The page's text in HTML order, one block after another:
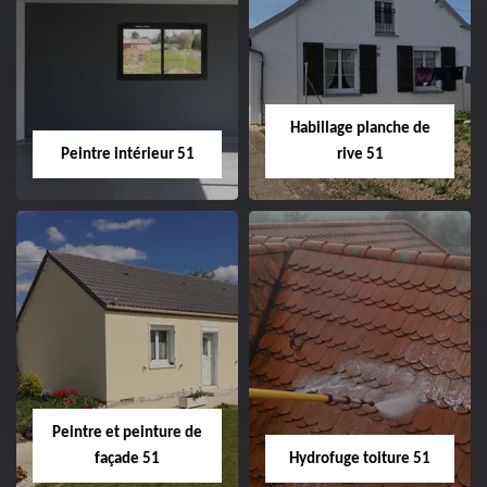
51
Nettoyage et
ravalement de
façade 51
Peintre intérieur 51
Peintre intérieur
Habillage planche de
rive 51
Habillage planche
de rive 51
Peintre et peinture de
façade 51
Hydrofuge toiture 51